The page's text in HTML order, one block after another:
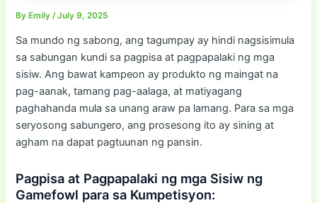
ByEmily /July 9, 2025
Sa mundo ng sabong, ang tagumpay ay hindi nagsisimula
sa sabungan kundi sa pagpisa at pagpapalaki ng mga
sisiw. Ang bawat kampeon ay produkto ng maingat na
pag-aanak, tamang pag-aalaga, at matiyagang
paghahanda mula sa unang araw pa lamang. Para sa mga
seryosong sabungero, ang prosesong ito ay sining at
agham na dapat pagtuunan ng pansin.
Pagpisa at Pagpapalaki ng mga Sisiw ng
Gamefowl para sa Kumpetisyon: